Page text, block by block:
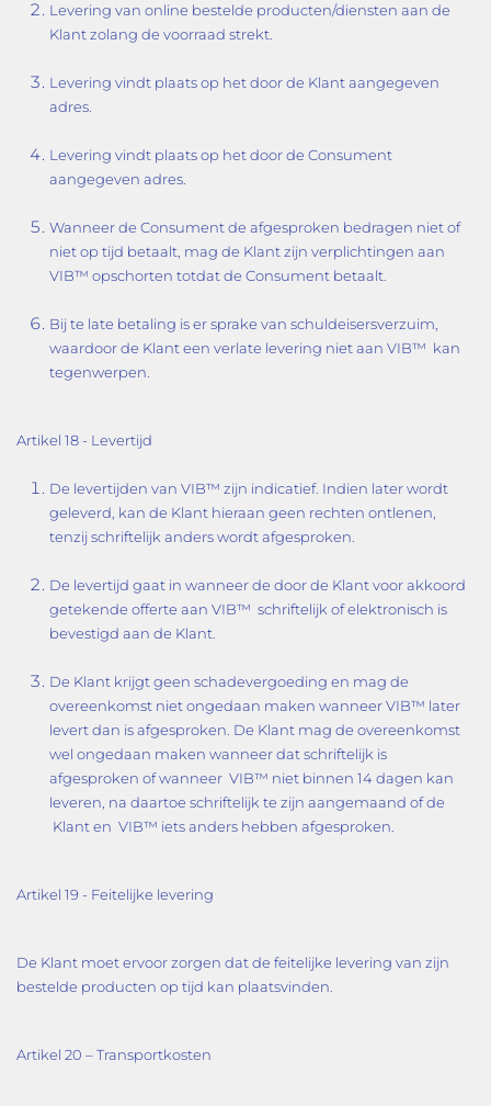
Levering van online bestelde producten/diensten aan de
Klant zolang de voorraad strekt.
Levering vindt plaats op het door de Klant aangegeven
adres.
Levering vindt plaats op het door de Consument
aangegeven adres.
Wanneer de Consument de afgesproken bedragen niet of
niet op tijd betaalt, mag de Klant zijn verplichtingen aan
VIB™ opschorten totdat de Consument betaalt.
Bij te late betaling is er sprake van schuldeisersverzuim,
waardoor de Klant een verlate levering niet aan VIB™ kan
tegenwerpen.
Artikel 18 - Levertijd
De levertijden van VIB™ zijn indicatief. Indien later wordt
geleverd, kan de Klant hieraan geen rechten ontlenen,
tenzij schriftelijk anders wordt afgesproken.
De levertijd gaat in wanneer de door de Klant voor akkoord
getekende offerte aan VIB™ schriftelijk of elektronisch is
bevestigd aan de Klant.
De Klant krijgt geen schadevergoeding en mag de
overeenkomst niet ongedaan maken wanneer VIB™ later
levert dan is afgesproken. De Klant mag de overeenkomst
wel ongedaan maken wanneer dat schriftelijk is
afgesproken of wanneer VIB™ niet binnen 14 dagen kan
leveren, na daartoe schriftelijk te zijn aangemaand of de
Klant en VIB™ iets anders hebben afgesproken.
Artikel 19 - Feitelijke levering
De Klant moet ervoor zorgen dat de feitelijke levering van zijn
bestelde producten op tijd kan plaatsvinden.
Artikel 20 – Transportkosten